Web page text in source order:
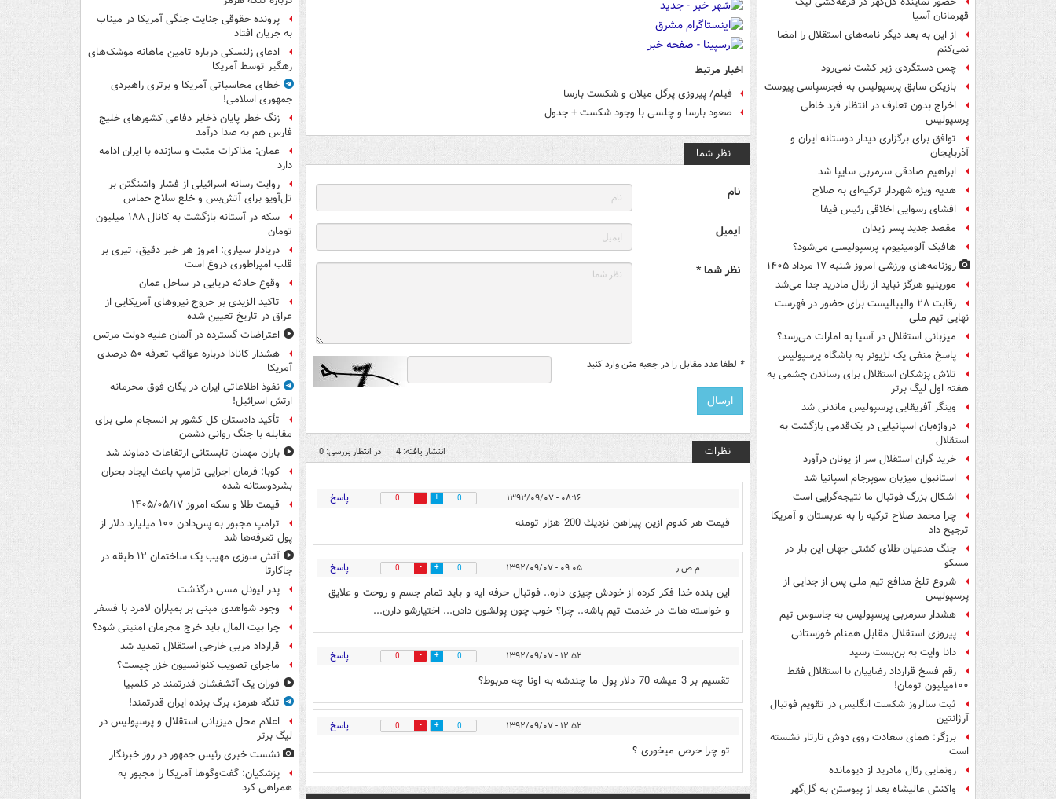
قهرمانان آسیا
از این به بعد دیگر نامه‌های استقلال را امضا
نمی‌کنم
چمن دستگردی زیر کشت نمی‌رود
بازیکن سابق پرسپولیس به فجرسپاسی پیوست
اخراج بدون تعارف در انتظار فرد خاطی
پرسپولیس
توافق برای برگزاری دیدار دوستانه ایران و
آذربایجان
ابراهیم صادقی سرمربی سایپا شد
هدیه ویژه شهردار ترکیه‌ای به صلاح
افشای رسوایی اخلاقی رئیس فیفا
مقصد جدید پسر زیدان
هافبک آلومینیوم، پرسپولیسی می‌شود؟
روزنامه‌های ورزشی امروز ‌شنبه ۱۷ مرداد ۱۴۰۵
مورینیو هرگز نباید از رئال مادرید جدا می‌شد
رقابت ۲۸ والیبالیست برای حضور در فهرست
نهایی تیم ملی
میزبانی استقلال در آسیا به امارات می‌رسد؟
پاسخ منفی یک لژیونر به باشگاه پرسپولیس
تلاش پزشکان استقلال برای رساندن چشمی به
هفته اول لیگ برتر
وینگر آفریقایی پرسپولیس ماندنی شد
دروازه‌بان اسپانیایی در یک‌قدمی بازگشت به
استقلال
خرید گران استقلال سر از یونان درآورد
استانبول میزبان سوپرجام اسپانیا شد
اشکال بزرگ فوتبال ما نتیجه‌گرایی است
چرا محمد صلاح ترکیه را به عربستان و آمریکا
ترجیح داد
جنگ مدعیان طلای کشتی جهان این بار در
مسکو
شروع تلخ مدافع تیم ملی پس از جدایی از
پرسپولیس
هشدار سرمربی پرسپولیس به جاسوس تیم
پیروزی استقلال مقابل همنام خوزستانی
دانا وایت به بن‌بست رسید
رقم فسخ قرارداد رضاییان با استقلال فقط
۱۰۰میلیون تومان!
ثبت سالروز شکست انگلیس در تقویم فوتبال
آرژانتین
برزگر: همای سعادت روی دوش تارتار نشسته
است
رونمایی رئال مادرید از دیومانده
واکنش عالیشاه بعد از پیوستن به گل‌گهر
اخبار مرتبط
فیلم/ پیروزی پرگل میلان و شکست بارسا
صعود بارسا و چلسی با وجود شکست + جدول
نظر شما
نام
ایمیل
نظر شما *
* لطفا عدد مقابل را در جعبه متن وارد کنید
نظرات انتشار یافته: 4 در انتظار بررسی: 0
۰۸:۱۶ - ۱۳۹۲/۰۹/۰۷ 0
0 پاسخ
قيمت هر كدوم ازين پيراهن نزديك 200 هزار تومنه
م ص ر ۰۹:۰۵ - ۱۳۹۲/۰۹/۰۷ 0
0 پاسخ
این بنده خدا فکر کرده از خودش چیزی داره.. فوتبال حرفه ایه و باید تمام جسم و روحت و علایق
و خواسته هات در خدمت تیم باشه.. چرا؟ خوب چون پولشون دادن... اختیارشو دارن...
۱۲:۵۲ - ۱۳۹۲/۰۹/۰۷ 0
0 پاسخ
تقسیم بر 3 میشه 70 دلار پول ما چندشه به اونا چه مربوط؟
۱۲:۵۲ - ۱۳۹۲/۰۹/۰۷ 0
0 پاسخ
تو چرا حرص میخوری ؟
پرونده حقوقی جنایت جنگی آمریکا در میناب
به جریان افتاد
ادعای زلنسکی درباره تامین ماهانه موشک‌های
رهگیر توسط آمریکا
خطای محاسباتی آمریکا و برتری راهبردی
جمهوری اسلامی!
زنگ خطر پایان ذخایر دفاعی کشورهای خلیج
فارس هم به صدا درآمد
عمان: مذاکرات مثبت و سازنده با ایران ادامه
دارد
روایت رسانه اسرائیلی از فشار واشنگتن بر
تل‌آویو برای آتش‌بس و خلع سلاح حماس
سکه در آستانه بازگشت به کانال ۱۸۸ میلیون
تومان
دریادار سیاری: امروز هر خبر دقیق، تیری بر
قلب امپراطوری دروغ است
وقوع حادثه دریایی در ساحل عمان
تاکید الزیدی بر خروج نیروهای آمریکایی از
عراق در تاریخ تعیین شده
اعتراضات گسترده در آلمان علیه دولت مرتس
هشدار کانادا درباره عواقب تعرفه ۵۰ درصدی
آمریکا
نفوذ اطلاعاتی ایران در یگان فوق محرمانه
ارتش اسرائیل!
تأکید دادستان کل کشور بر انسجام ملی برای
مقابله با جنگ روانی دشمن
باران مهمان تابستانی ارتفاعات دماوند شد
کوبا: فرمان اجرایی ترامپ باعث ایجاد بحران
بشردوستانه شده
قیمت طلا و سکه امروز ۱۴۰۵/۰۵/۱۷
ترامپ مجبور به پس‌دادن ۱۰۰ میلیارد دلار از
پول تعرفه‌ها شد
آتش سوزی مهیب یک ساختمان ۱۲ طبقه در
جاکارتا
پدر لیونل مسی درگذشت
وجود شواهدی مبنی بر بمباران لامرد با فسفر
چرا بیت المال باید خرج مجرمان امنیتی شود؟
قرارداد مربی خارجی استقلال تمدید شد
ماجرای تصویب کنوانسیون خزر چیست؟
فوران یک آتشفشان قدرتمند در کلمبیا
تنگه هرمز، برگ برنده ایران قدرتمند!
اعلام محل میزبانی استقلال و پرسپولیس در
لیگ برتر
نشست خبری رئیس جمهور در روز خبرنگار
پزشکیان: گفت‌وگوها آمریکا را مجبور به
همراهی کرد